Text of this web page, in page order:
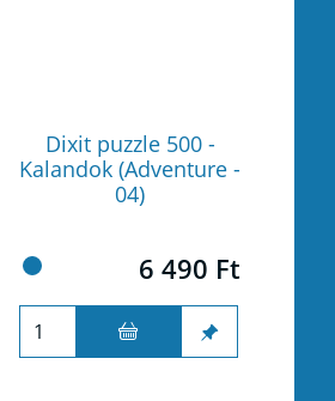
Dixit puzzle 500 -
Kalandok (Adventure -
04)
6 490 Ft